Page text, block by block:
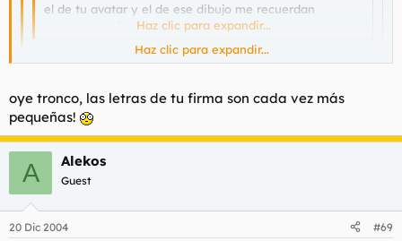
el de tu avatar y el de ese dibujo me recuerdan
muchismo a freddy mercury :cry: :cry: :cry:
Haz clic para expandir...
has puesto ---> :cry: en la mayoria de tus posts
Pedro el pintor esta haciendo la ronda.
Haz clic para expandir...
oye tronco, las letras de tu firma son cada vez más
pequeñas!
A Alekos
Guest
20 Dic 2004 #69